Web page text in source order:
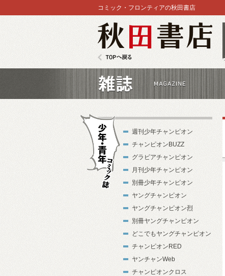
コミック・フロンティアの秋田書店
週刊少年チャンピオン
チャンピオンBUZZ
グラビアチャンピオン
月刊少年チャンピオン
別冊少年チャンピオン
ヤングチャンピオン
ヤングチャンピオン烈
別冊ヤングチャンピオン
どこでもヤングチャンピオン
チャンピオンRED
ヤンチャンWeb
チャンピオンクロス